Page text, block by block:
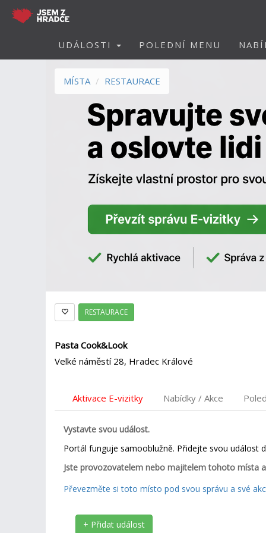
UDÁLOSTI POLEDNÍ MENU
MÍSTA RESTAURACE
RESTAURACE
Pasta Cook&Look
Velké náměstí 28, Hradec Králové
Aktivace E-vizitky Nabídky / Akce
Vystavte svou událost.
Portál funguje samooblužně. Přidejte svou událost
Jste provozovatelem nebo majitelem tohoto místa
Převezměte si toto místo pod svou správu a své
+ Přidat událost